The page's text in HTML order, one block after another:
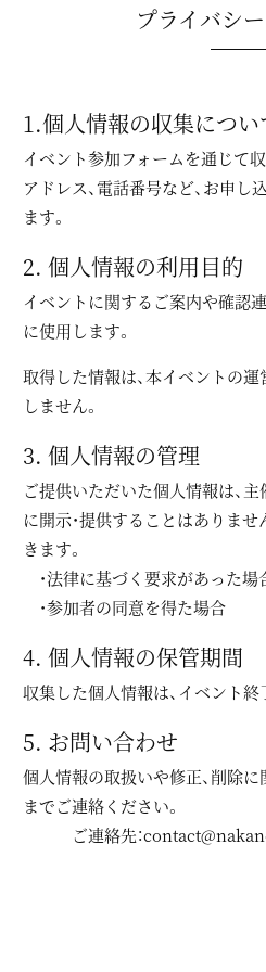
プライバシ
1.個人情報の収集につい
イベント参加フォームを通じて
アドレス、電話番号など、お申
ます。
2. 個人情報の利用目的
イベントに関するご案内や確認
に使用します。
取得した情報は、本イベントの
しません。
3. 個人情報の管理
ご提供いただいた個人情報は、
に開示・提供することはありませ
きます。
・法律に基づく要求があった場
・参加者の同意を得た場合
4. 個人情報の保管期間
収集した個人情報は、イベント終
5. お問い合わせ
個人情報の取扱いや修正、削除
までご連絡ください。
ご連絡先：